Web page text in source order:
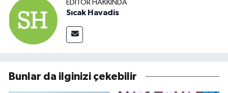
EDITÖR HAKKINDA
Sıcak Havadis
Bunlar da ilginizi çekebilir